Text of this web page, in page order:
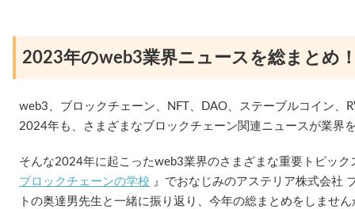
2023年のweb3業界ニュースを総まとめ
web3、ブロックチェーン、NFT、DAO、ステーブルコイン、
2024年も、さまざまなブロックチェーン関連ニュースが業界
そんな2024年に起こったweb3業界のさまざまな重要トピック
ブロックチェーンの学校 』でおなじみのアステリア株式会社
トの奥達男先生と一緒に振り返り、今年の総まとめをしません